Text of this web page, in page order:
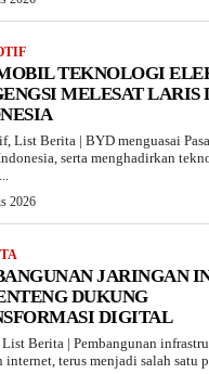
TEKNOLOGI
MELESAT LARIS
List Berita | BYD menguasai
serta menghadirkan
2026
JARINGAN
DUKUNG
DIGITAL
List Berita | Pembangunan
internet, terus menjadi salah satu